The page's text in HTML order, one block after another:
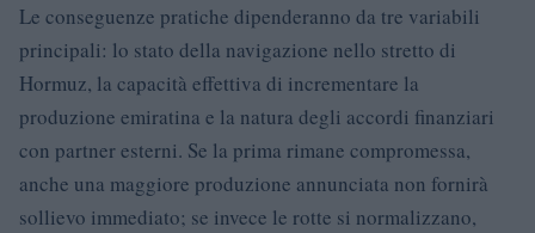
Le conseguenze pratiche dipenderanno da tre variabili
principali: lo stato della navigazione nello stretto di
Hormuz, la capacità effettiva di incrementare la
produzione emiratina e la natura degli accordi finanziari
con partner esterni. Se la prima rimane compromessa,
anche una maggiore produzione annunciata non fornirà
sollievo immediato; se invece le rotte si normalizzano,